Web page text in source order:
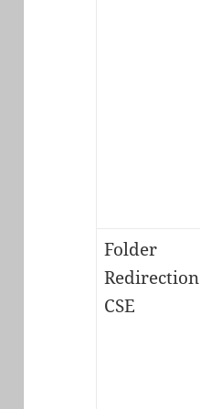
Folder
Redirection
CSE